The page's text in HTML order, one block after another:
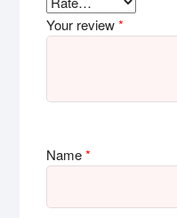
Your review*
Name*